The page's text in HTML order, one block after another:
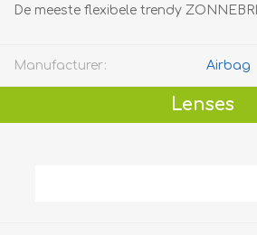
De meeste flexibele trendy
Manufacturer: Airbag
Lenses